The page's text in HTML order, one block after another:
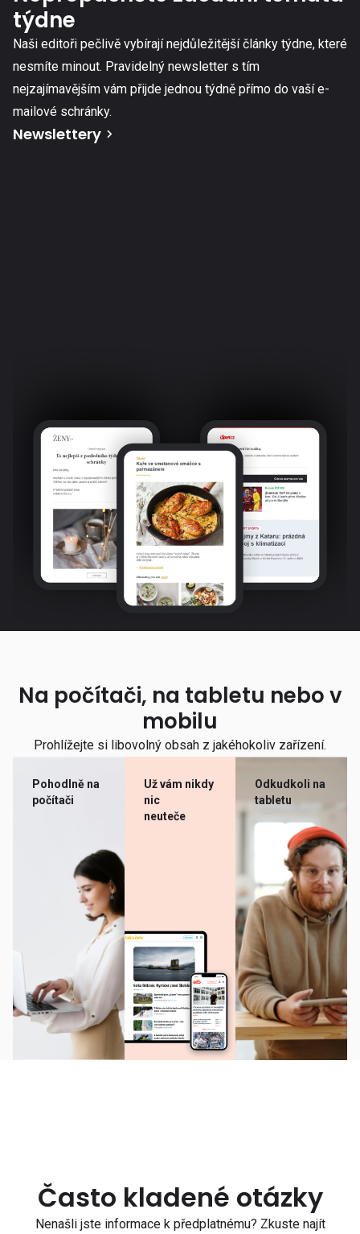
týdne
Naši editoři pečlivě vybírají nejdůležitější články týdne, které
nesmíte minout. Pravidelný newsletter s tím
nejzajímavějším vám přijde jednou týdně přímo do vaší e-
mailové schránky.
Newslettery
Na počítači, na tabletu nebo v
mobilu
Prohlížejte si libovolný obsah z jakéhokoliv zařízení.
Pohodlně na
počítači
Už vám nikdy
nic
neuteče
Odkudkoli na
tabletu
Často kladené otázky
Nenašli jste informace k předplatnému? Zkuste najít